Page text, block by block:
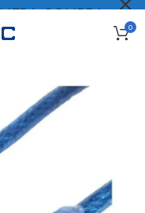
0
COMPRA